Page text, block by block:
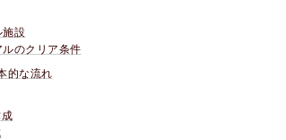
施設
のクリア条件
的な流れ